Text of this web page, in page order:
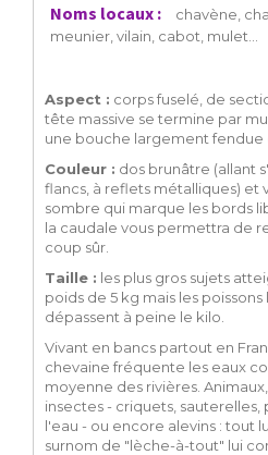
Noms locaux :
chavène,
meunier, vilain, cabot, mulet...
Aspect : corps fuselé, de
tête massive se termine par
une bouche largement fendue
Couleur : dos brunâtre (allant
flancs, à reflets métalliques) et
sombre qui marque les bords
la caudale vous permettra de
coup sûr.
Taille : les plus gros sujets
poids de 5 kg mais les
dépassent à peine le kilo.
Vivant en bancs partout en
chevaine fréquente les eaux
moyenne des rivières.
insectes - criquets,
l'eau - ou encore alevins : tout
surnom de "lèche-à-tout" lui